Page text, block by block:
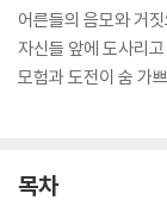
어른들의 음모와 거
자신들 앞에 도사리
모험과 도전이 숨 가
목차